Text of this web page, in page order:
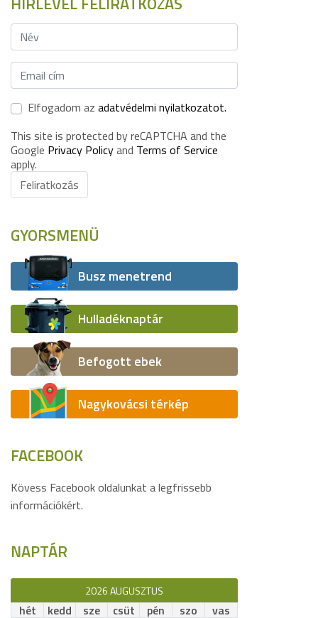
Elfogadom az adatvédelmi nyilatkozatot.
This site is protected by reCAPTCHA and the
Google Privacy Policyand Terms of Service
apply.
Feliratkozás
GYORSMENÜ
Busz menetrend
Hulladéknaptár
Befogott ebek
Nagykovácsi térkép
FACEBOOK
Kövess Facebook oldalunkat a legfrissebb
információkért.
NAPTÁR
2026 AUGUSZTUS
hét kedd sze csüt pén szo
vas